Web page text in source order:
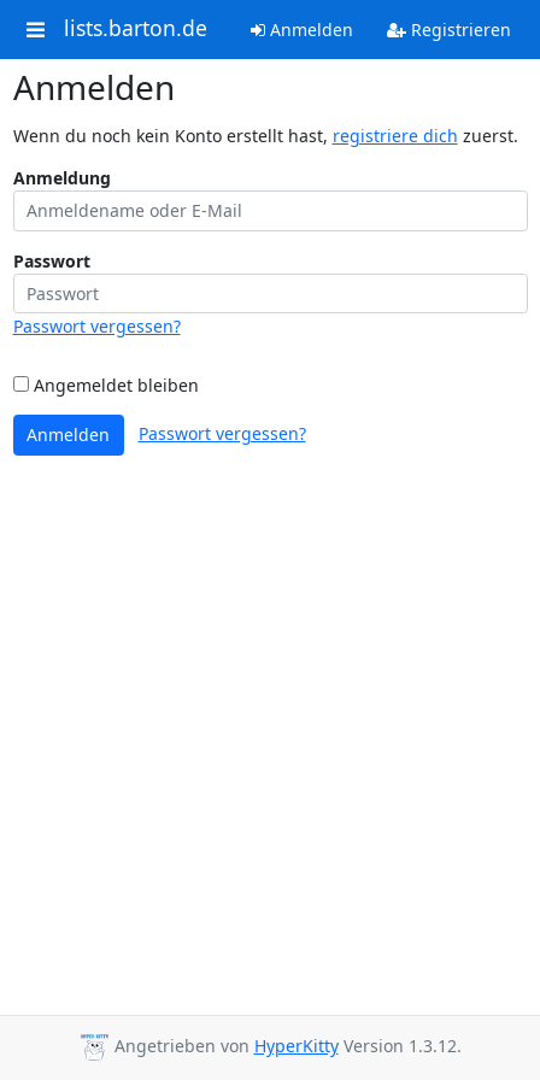
lists.barton.de Anmelden Registrieren
Anmelden
Wenn du noch kein Konto erstellt hast, registriere dich zuerst.
Anmeldung
Passwort
Passwort vergessen?
Angemeldet bleiben
Anmelden Passwort vergessen?
Angetrieben von HyperKittyVersion 1.3.12.